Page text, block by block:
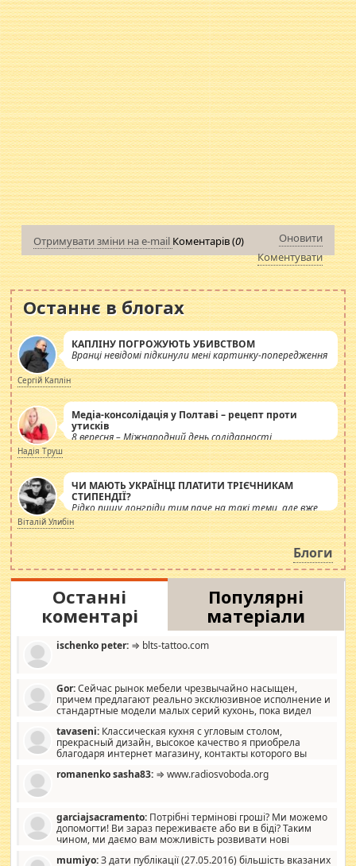
Отримувати зміни на e-mail Коментарів (0)
Оновити
Коментувати
Останнє в блогах
КАПЛІНУ ПОГРОЖУЮТЬ УБИВСТВОМ
Вранці невідомі підкинули мені картинку-попередження
Сергій Каплін
Медіа-консолідація у Полтаві – рецепт проти
утисків
8 вересня – Міжнародний день солідарності
журналістів.
Надія Труш
ЧИ МАЮТЬ УКРАЇНЦІ ПЛАТИТИ ТРІЄЧНИКАМ
СТИПЕНДІЇ?
Рідко пишу лонгріди тим паче на такі теми, але вже
просто дістало! Обурюють сьогоднішні інсенуації
навколо стипендіального питання. Штучно
роздувається ще одна соціальна катастрофа.
Віталій Улибін
Блоги
Останні
коментарі
Популярні
матеріали
ischenko peter: ⇒ blts-tattoo.com
Gor:Сейчас рынок мебели чрезвычайно насыщен,
причем предлагают реально эксклюзивное исполнение и
стандартные модели малых серий кухонь, пока видел
стандартные формы, в MebelOk, креативненько и что главное -
со вкусом все в порядке, без ненужных наворотов удорожающих
мебель, а это не последний фактор.
tavaseni: Классическая кухня с угловым столом,
прекрасный дизайн, высокое качество я приобрела
благодаря интернет магазину, контакты которого вы
romanenko sasha83: ⇒ www.radiosvoboda.org
garciajsacramento: Потрібні термінові гроші? Ми можемо
допомогти! Ви зараз переживаєте або ви в біді? Таким
чином, ми даємо вам можливість розвивати нові
допомагати людям, які намагаються дати їм шанс. Кожен
mumiyo:З дати публікації (27.05.2016) більшість вказаних